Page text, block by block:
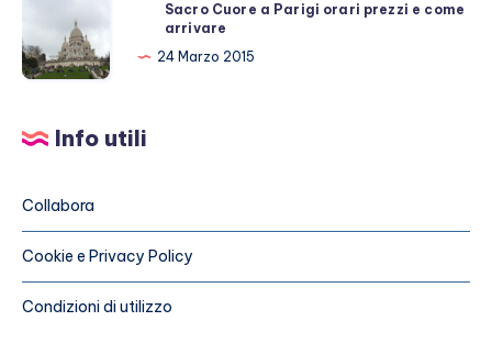
a
Parigi
prezzi
come
Sacro Cuore a Parigi orari prezzi e come
arrivare
24 Marzo 2015
Info utili
Collabora
Cookie e Privacy Policy
Condizioni di utilizzo